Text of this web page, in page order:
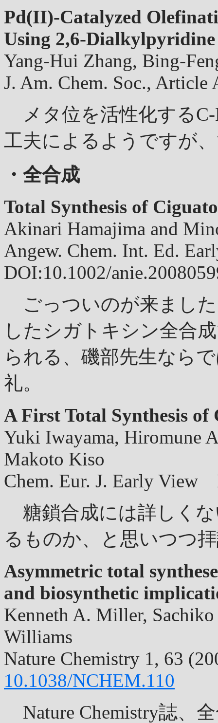
Pd(II)-Catalyzed
Using 2,6-
Yang-Hui Zhang, Bing-
J. Am. Chem. Soc., Article
メタ位を活性化するC-
工夫によるようですが
・全合成
Total Synthesis of
Akinari Hamajima and
Angew. Chem. Int. Ed.
DOI:10.1002/
ごっついのが来ました
したシガトキシン全合
られる、磯部先生なら
礼。
A First Total Synthesis of
Yuki Iwayama, Hiromune
Makoto Kiso
Chem. Eur. J. Early View
糖鎖合成には詳しく
るものか、と思いつつ
Asymmetric total
and biosynthetic
Kenneth A. Miller,
Williams
Nature Chemistry 1, 63
10.1038/NCHEM.110
Nature Chemistry誌、